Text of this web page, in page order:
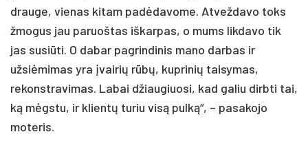
drauge, vienas kitam padėdavome. Atveždavo toks
žmogus jau paruoštas iškarpas, o mums likdavo tik
jas susiūti. O dabar pagrindinis mano darbas ir
užsiėmimas yra įvairių rūbų, kuprinių taisymas,
rekonstravimas. Labai džiaugiuosi, kad galiu dirbti tai,
ką mėgstu, ir klientų turiu visą pulką“, – pasakojo
moteris.